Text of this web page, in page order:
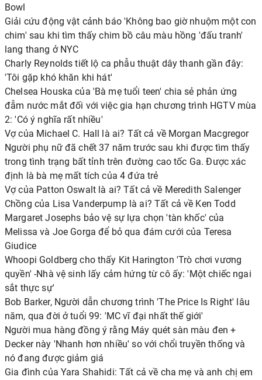
Bowl
Giải cứu động vật cảnh báo 'Không bao giờ nhuộm một con
chim' sau khi tìm thấy chim bồ câu màu hồng 'đấu tranh'
lang thang ở NYC
Charly Reynolds tiết lộ ca phẫu thuật dây thanh gần đây:
'Tôi gặp khó khăn khi hát'
Chelsea Houska của 'Bà mẹ tuổi teen' chia sẻ phản ứng
đẫm nước mắt đối với việc gia hạn chương trình HGTV mùa
2: 'Có ý nghĩa rất nhiều'
Vợ của Michael C. Hall là ai? Tất cả về Morgan Macgregor
Người phụ nữ đã chết 37 năm trước sau khi được tìm thấy
trong tình trạng bất tỉnh trên đường cao tốc Ga. Được xác
định là bà mẹ mất tích của 4 đứa trẻ
Vợ của Patton Oswalt là ai? Tất cả về Meredith Salenger
Chồng của Lisa Vanderpump là ai? Tất cả về Ken Todd
Margaret Josephs bảo vệ sự lựa chọn 'tàn khốc' của
Melissa và Joe Gorga để bỏ qua đám cưới của Teresa
Giudice
Whoopi Goldberg cho thấy Kit Harington 'Trò chơi vương
quyền' -Nhà vệ sinh lấy cảm hứng từ cô ấy: 'Một chiếc ngai
sắt thực sự'
Bob Barker, Người dẫn chương trình 'The Price Is Right' lâu
năm, qua đời ở tuổi 99: 'MC vĩ đại nhất thế giới'
Người mua hàng đồng ý rằng Máy quét sàn màu đen +
Decker này 'Nhanh hơn nhiều' so với chổi truyền thống và
nó đang được giảm giá
Gia đình của Yara Shahidi: Tất cả về cha mẹ và anh chị em